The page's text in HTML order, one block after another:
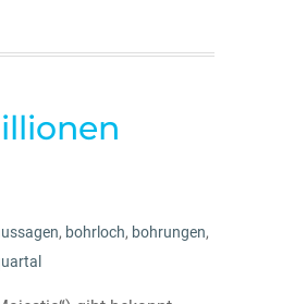
, bohrloch, bohrungen,